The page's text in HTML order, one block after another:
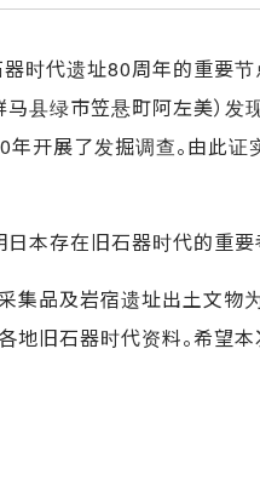
时代遗址80周年的重要节
县绿市笠悬町阿左美）发
开展了发掘调查。由此证
本存在旧石器时代的重要
集品及岩宿遗址出土文物
地旧石器时代资料。希望